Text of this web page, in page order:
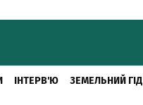
ІНТЕРВ'Ю ЗЕМЕЛЬНИЙ ГІД